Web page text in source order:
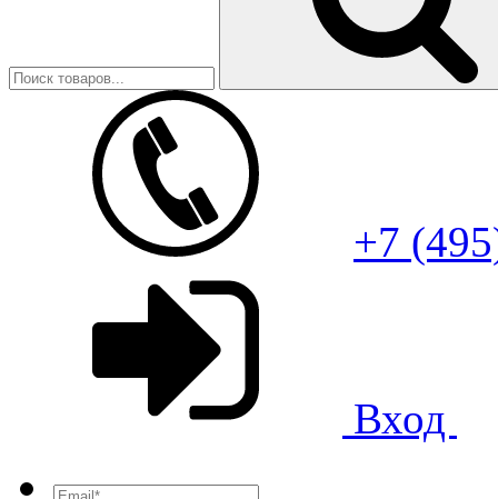
+7
Вход